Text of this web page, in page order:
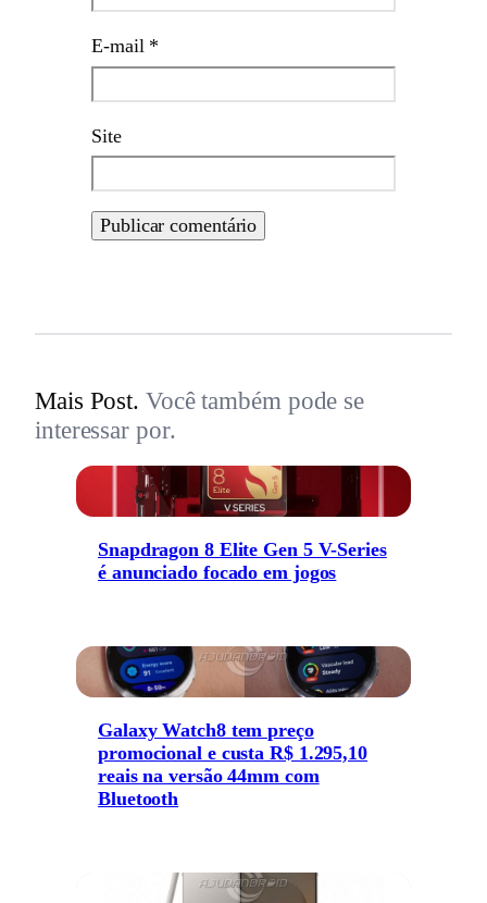
E-mail *
Site
Mais Post. Você também pode se
interessar por.
Snapdragon 8 Elite Gen 5 V-Series
é anunciado focado em jogos
Galaxy Watch8 tem preço
promocional e custa R$ 1.295,10
reais na versão 44mm com
Bluetooth